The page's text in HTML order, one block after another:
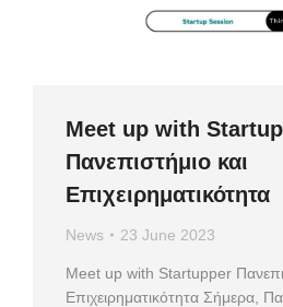
Meet up with
Πανεπιστήμιο και
Επιχειρηματικότητα
News 23 June 2023
Meet up with Startupper
Επιχειρηματικότητα Σήμερα,